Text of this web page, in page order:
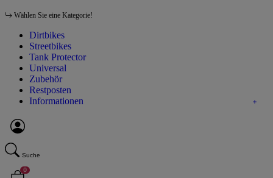
Wählen Sie eine Kategorie!
Dirtbikes
Streetbikes
Tank Protector
Universal
Zubehör
Restposten
Informationen
Suche
0